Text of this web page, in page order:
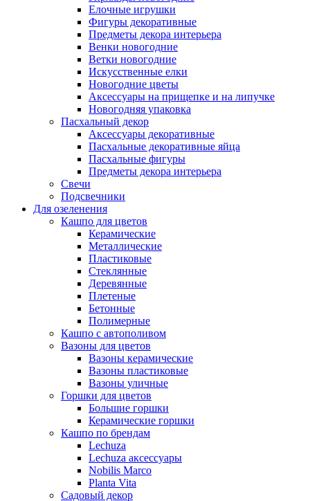
Елочные игрушки
Фигуры декоративные
Предметы декора интерьера
Венки новогодние
Ветки новогодние
Искусственные елки
Новогодние цветы
Аксессуары на прищепке и на липучке
Новогодняя упаковка
Пасхальный декор
Аксессуары декоративные
Пасхальные декоративные яйца
Пасхальные фигуры
Предметы декора интерьера
Свечи
Подсвечники
Для озеленения
Кашпо для цветов
Керамические
Металлические
Пластиковые
Стеклянные
Деревянные
Плетеные
Бетонные
Полимерные
Кашпо с автополивом
Вазоны для цветов
Вазоны керамические
Вазоны пластиковые
Вазоны уличные
Горшки для цветов
Большие горшки
Керамические горшки
Кашпо по брендам
Lechuza
Lechuza аксессуары
Nobilis Marco
Planta Vita
Садовый декор